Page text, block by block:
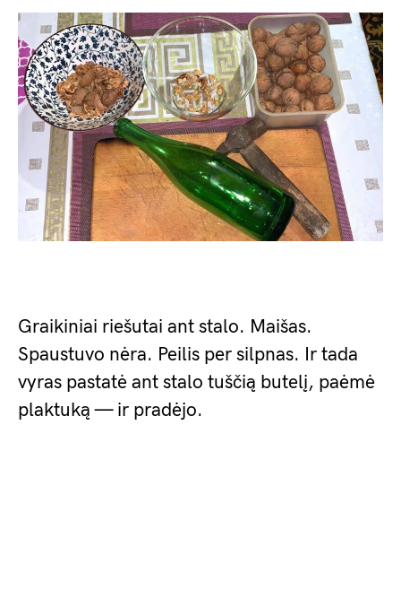
Graikiniai riešutai ant stalo. Maišas.
Spaustuvo nėra. Peilis per silpnas. Ir tada
vyras pastatė ant stalo tuščią butelį, paėmė
plaktuką — ir pradėjo.